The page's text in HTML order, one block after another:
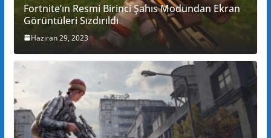
Fortnite’ın Resmi Birinci Şahıs Modundan Ekran
Görüntüleri Sızdırıldı
Haziran 29, 2023